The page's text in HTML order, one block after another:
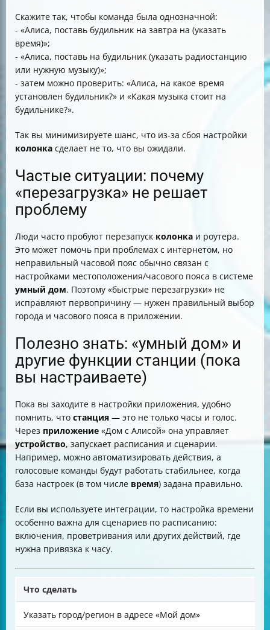
Скажите так, чтобы команда была однозначной:
- «Алиса, поставь будильник на завтра на (указать
время)»;
- «Алиса, поставь на будильник (указать радиостанцию
или нужную музыку)»;
- затем можно проверить: «Алиса, на какое время
установлен будильник?» и «Какая музыка стоит на
будильнике?».
Так вы минимизируете шанс, что из‑за сбоя настройки
колонка сделает не то, что вы ожидали.
Частые ситуации: почему
«перезагрузка» не решает
проблему
Люди часто пробуют перезапуск колонка и роутера.
Это может помочь при проблемах с интернетом, но
неправильный часовой пояс обычно связан с
настройками местоположения/часового пояса в системе
умный дом. Поэтому «быстрые перезагрузки» не
исправляют первопричину — нужен правильный выбор
города и часового пояса в приложении.
Полезно знать: «умный дом» и
другие функции станции (пока
вы настраиваете)
Пока вы заходите в настройки приложения, удобно
помнить, что станция — это не только часы и голос.
Через приложение «Дом с Алисой» она управляет
устройство, запускает расписания и сценарии.
Например, можно автоматизировать действия, а
голосовые команды будут работать стабильнее, когда
база настроек (в том числе время) задана правильно.
Если вы используете интеграции, то настройка времени
особенно важна для сценариев по расписанию:
включения, проветривания или других действий, где
нужна привязка к часу.
Что сделать
Указать город/регион в адресе «Мой дом»